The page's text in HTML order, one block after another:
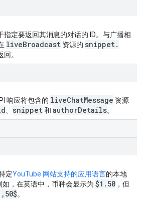
指定要返回其消息的对话的 ID。与广播相
liveBroadcast 资源的 snippet.
回。
响应将包含的 liveChatMessage 资源
snippet和 authorDetails。
定YouTube 网站支持的应用语言的本地
，在英语中，币种会显示为 $1 . 50 ，但
, 50$。